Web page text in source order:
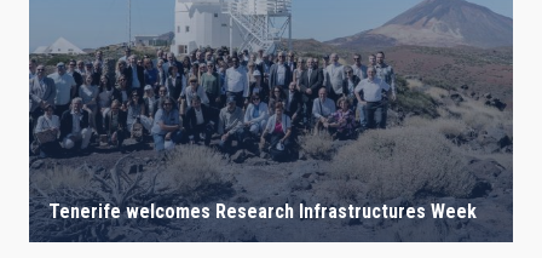
Tenerife welcomes Research Infrastructures Week